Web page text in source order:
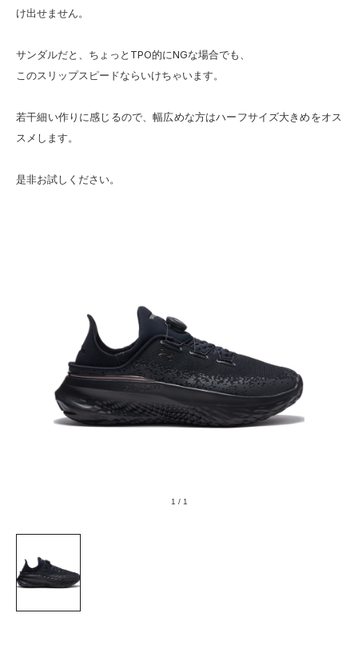
け出せません。
サンダルだと、ちょっとTPO的にNGな場合でも、
このスリップスピードならいけちゃいます。
若干細い作りに感じるので、幅広めな方はハーフサイズ大きめをオス
スメします。
是非お試しください。
1 / 1